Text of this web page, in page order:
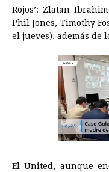
Rojos’: Zlatan
Phil Jones, Timothy
el jueves), además de
El United, aunque